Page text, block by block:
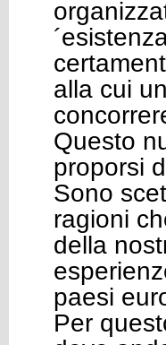
alla cui
Questo
proporsi
Sono
ragioni
della
paesi
Per